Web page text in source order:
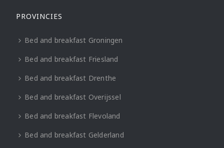
PROVINCIES
Bed and breakfast Groningen
Bed and breakfast Friesland
Bed and breakfast Drenthe
Bed and breakfast Overijssel
Bed and breakfast Flevoland
Bed and breakfast Gelderland